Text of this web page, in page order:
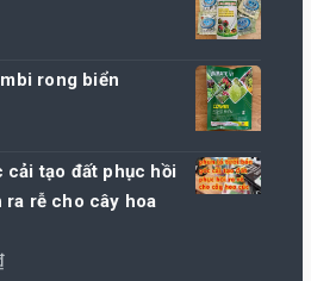
hiện
260.000 ₫.
rong biển
₫.
cải tạo đất phục hồi
rễ cho cây hoa
Khoảng